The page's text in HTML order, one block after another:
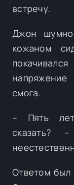
встречу.
Джон шумно
кожаном
смога.
– Пять
сказать?
Ответом был